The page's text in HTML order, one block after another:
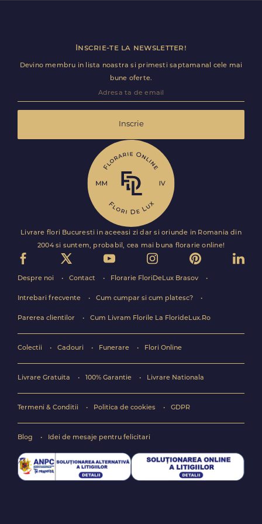
Inscrie-te la newsletter!
Devino membru in lista noastra si primesti saptamanal cele mai
bune oferte.
Inscrie
Livrare flori Bucuresti in aceeasi zi dar si oriunde in Romania din
2004 si suntem, probabil, cea mai buna florarie online!
Despre noi Contact Florarie FloriDeLux Brasov
Intrebari frecvente Cum cumpar si cum platesc?
Parerea clientilor Cum Livram Florile La FlorideLux.Ro
Colectii Cadouri Funerare Flori Online
Livrare Gratuita 100% Garantie Livrare Nationala
Termeni & Conditii Politica de cookies GDPR
Blog Idei de mesaje pentru felicitari